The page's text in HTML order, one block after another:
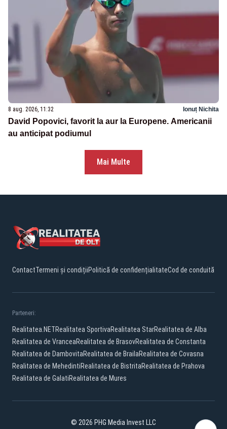
8 aug. 2026, 11:32 Ionuț Nichita
David Popovici, favorit la aur la Europene. Americanii
au anticipat podiumul
Mai Multe
ContactTermeni și condițiiPolitică de confidențialitateCod de conduită
Parteneri:
Realitatea.NETRealitatea SportivaRealitatea StarRealitatea de Alba
Realitatea de VranceaRealitatea de BrasovRealitatea de Constanta
Realitatea de DambovitaRealitatea de BrailaRealitatea de Covasna
Realitatea de MehedintiRealitatea de BistritaRealitatea de Prahova
Realitatea de GalatiRealitatea de Mures
© 2026 PHG Media Invest LLC